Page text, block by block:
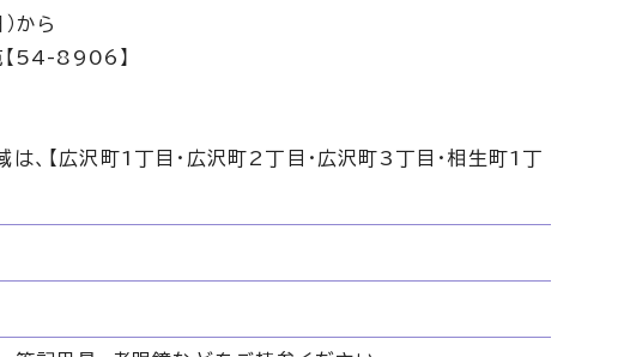
から
【54-8906】
、【広沢町1丁目・広沢町2丁目・広沢町3丁目・相生町1丁